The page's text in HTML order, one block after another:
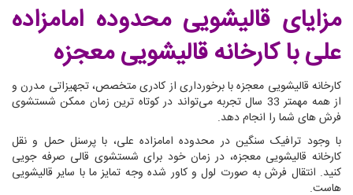
مزایای قالیشویی محدوده امامزاده
علیبا کارخانه قالیشویی معجزه
کارخانه قالیشویی معجزه با برخورداری از کادری متخصص، تجهیزاتی مدرن و
از همه مهمتر 33 سال تجربه می‌تواند در کوتاه ترین زمان ممکن شستشوی
فرش های شما را انجام دهد.
با وجود ترافیک سنگین در محدوده امامزاده علی، با پرسنل حمل و نقل
کارخانه قالیشویی معجزه، در زمان خود برای شستشوی قالی صرفه جویی
کنید. انتقال فرش به صورت لول و کاور شده وجه تمایز ما با سایر قالیشویی
هاست.